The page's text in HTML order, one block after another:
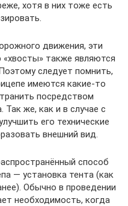
хотя в них тоже есть
движения, эти
также являются
следует помнить,
имеются какие-то
посредством
Так же, как и в случае с
его технические
внешний вид.
способ
— установка тента (как
Обычно в проведении
необходимость, когда